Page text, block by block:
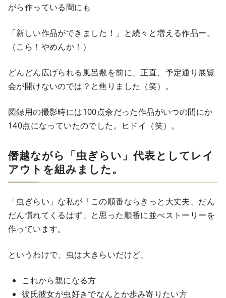
がら作っている間にも
「新しい作品ができました！」と続々と増える作品ー。
（こら！やめんか！）
どんどん広げられる風呂敷を前に、正直、予定通り展覧
会が開けないのでは？と焦りました（笑）。
図録用の撮影時には100点余だった作品がいつの間にか
140点になっていたのでした。ヒドイ（笑）。
僭越ながら「虫ぎらい」代表としてレイ
アウトを組みました。
「虫ぎらい」な私が「この順番ならきっと大丈夫、だん
だん慣れてくるはず」と思った順番に並べストーリーを
作っています。
というわけで、虫は大きらいだけど、
これから親になる方
彼氏彼女が虫好きでなんとか歩み寄りたい方